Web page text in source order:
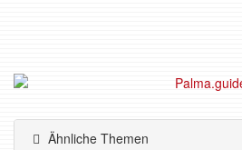
Ähnliche Themen